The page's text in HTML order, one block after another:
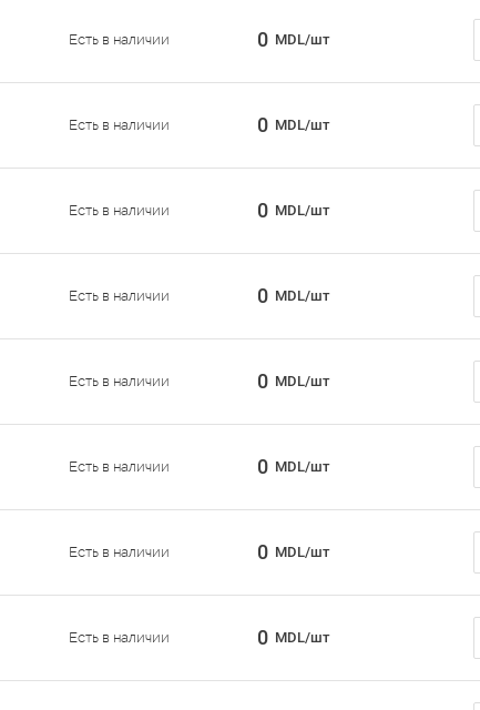
Есть в наличии 0 MDL/шт
Есть в наличии 0 MDL/шт
Есть в наличии 0 MDL/шт
Есть в наличии 0 MDL/шт
Есть в наличии 0 MDL/шт
Есть в наличии 0 MDL/шт
Есть в наличии 0 MDL/шт
Есть в наличии 0 MDL/шт